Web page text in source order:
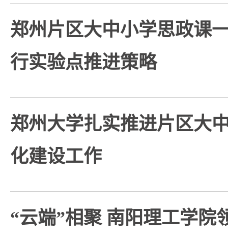
郑州片区大中小学思政课
行实验点推进策略
郑州大学扎实推进片区大
化建设工作
“云端”相聚 南阳理工学院